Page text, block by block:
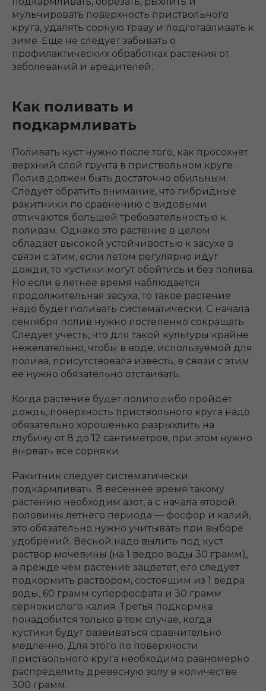
мульчировать поверхность приствольного
круга, удалять сорную траву и подготавливать к
зиме. Еще не следует забывать о
профилактических обработках растения от
заболеваний и вредителей.
Как поливать и
подкармливать
Поливать куст нужно после того, как просохнет
верхний слой грунта в приствольном круге.
Полив должен быть достаточно обильным.
Следует обратить внимание, что гибридные
ракитники по сравнению с видовыми
отличаются большей требовательностью к
поливам. Однако это растение в целом
обладает высокой устойчивостью к засухе в
связи с этим, если летом регулярно идут
дожди, то кустики могут обойтись и без полива.
Но если в летнее время наблюдается
продолжительная засуха, то такое растение
надо будет поливать систематически. С начала
сентября полив нужно постепенно сокращать.
Следует учесть, что для такой культуры крайне
нежелательно, чтобы в воде, используемой для
полива, присутствовала известь, в связи с этим
ее нужно обязательно отстаивать.
Когда растение будет полито либо пройдет
дождь, поверхность приствольного круга надо
обязательно хорошенько разрыхлить на
глубину от 8 до 12 сантиметров, при этом нужно
вырвать все сорняки.
Ракитник следует систематически
подкармливать. В весеннее время такому
растению необходим азот, а с начала второй
половины летнего периода ― фосфор и калий,
это обязательно нужно учитывать при выборе
удобрений. Весной надо вылить под куст
раствор мочевины (на 1 ведро воды 30 грамм),
а прежде чем растение зацветет, его следует
подкормить раствором, состоящим из 1 ведра
воды, 60 грамм суперфосфата и 30 грамм
сернокислого калия. Третья подкормка
понадобится только в том случае, когда
кустики будут развиваться сравнительно
медленно. Для этого по поверхности
приствольного круга необходимо равномерно
распределить древесную золу в количестве
300 грамм.